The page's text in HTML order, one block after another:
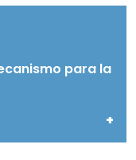
para la
+